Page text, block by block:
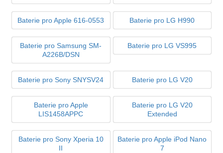
Baterie pro Apple 616-0553 Baterie pro LG H990
Baterie pro Samsung SM-
A226B/DSN
Baterie pro LG VS995
Baterie pro Sony SNYSV24 Baterie pro LG V20
Baterie pro Apple
LIS1458APPC
Baterie pro LG V20
Extended
Baterie pro Sony Xperia 10
II
Baterie pro Apple iPod Nano
7